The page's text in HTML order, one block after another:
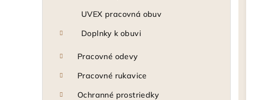
UVEX pracovná obuv
Doplnky k obuvi
Pracovné odevy
Pracovné rukavice
Ochranné prostriedky